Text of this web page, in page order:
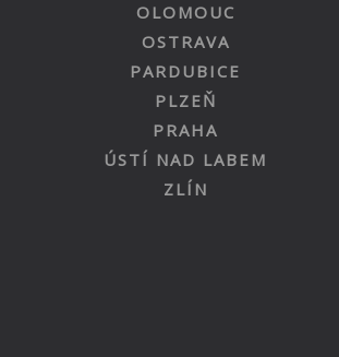
OLOMOUC
OSTRAVA
PARDUBICE
PLZEŇ
PRAHA
ÚSTÍ NAD LABEM
ZLÍN